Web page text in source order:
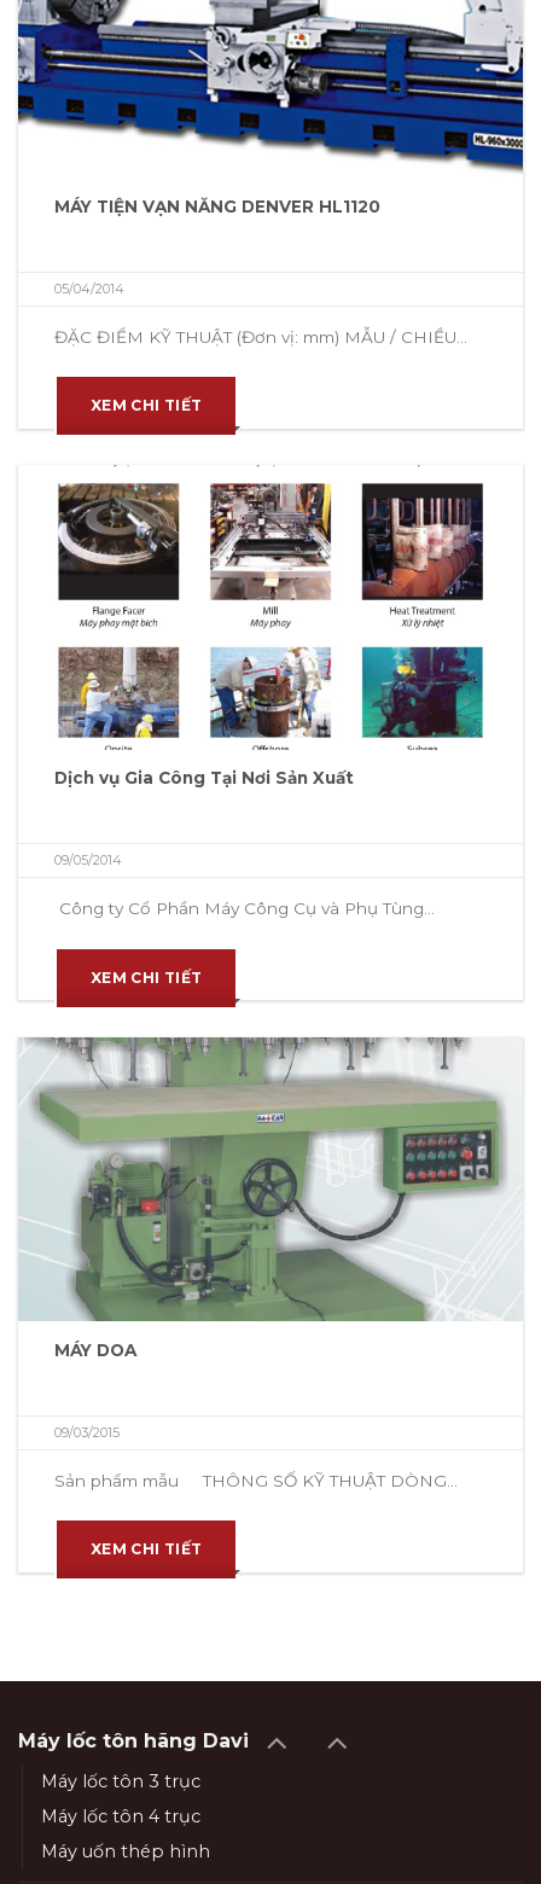
MÁY TIỆN VẠN NĂNG DENVER HL1120
05/04/2014
ĐẶC ĐIỂM KỸ THUẬT (Đơn vị: mm) MẪU / CHIỀU...
XEM CHI TIẾT
Dịch vụ Gia Công Tại Nơi Sản Xuất
09/05/2014
Công ty Cổ Phần Máy Công Cụ và Phụ Tùng...
XEM CHI TIẾT
MÁY DOA
09/03/2015
Sản phẩm mẫu THÔNG SỐ KỸ THUẬT DÒNG...
XEM CHI TIẾT
Máy lốc tôn hãng Davi
Máy lốc tôn 3 trục
Máy lốc tôn 4 trục
Máy uốn thép hình